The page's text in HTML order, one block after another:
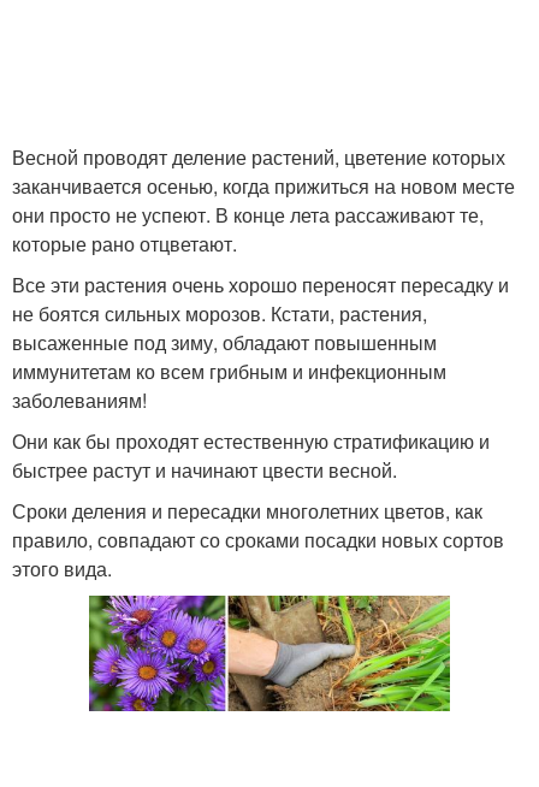
Весной проводят деление растений, цветение которых
заканчивается осенью, когда прижиться на новом месте
они просто не успеют. В конце лета рассаживают те,
которые рано отцветают.
Все эти растения очень хорошо переносят пересадку и
не боятся сильных морозов. Кстати, растения,
высаженные под зиму, обладают повышенным
иммунитетам ко всем грибным и инфекционным
заболеваниям!
Они как бы проходят естественную стратификацию и
быстрее растут и начинают цвести весной.
Сроки деления и пересадки многолетних цветов, как
правило, совпадают со сроками посадки новых сортов
этого вида.